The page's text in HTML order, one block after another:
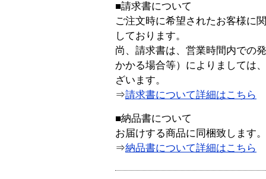
■請求書について
ご注文時に希望されたお客様に
しております。
尚、請求書は、営業時間内での
かかる場合等）によりましては
ざいます。
⇒請求書について詳細はこちら
■納品書について
お届けする商品に同梱致します。
⇒納品書について詳細はこちら